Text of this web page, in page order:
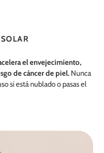
el envejecimiento,
de cáncer de piel. Nunca
si está nublado o pasas el